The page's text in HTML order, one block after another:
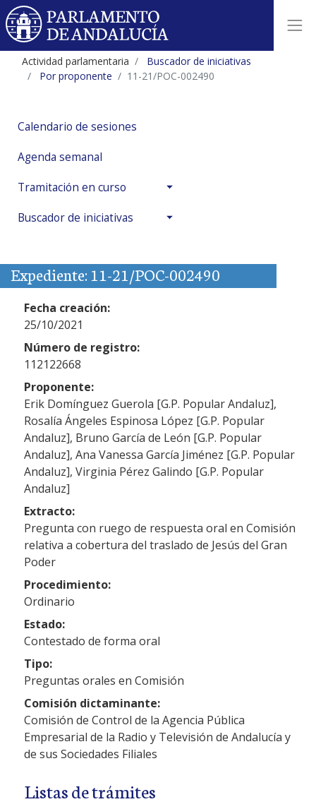
Actividad parlamentaria
Buscador de iniciativas
Por proponente
11-21/POC-002490
Calendario de sesiones
Agenda semanal
Tramitación en curso
Buscador de iniciativas
Expediente: 11-21/POC-002490
Fecha creación:
25/10/2021
Número de registro:
112122668
Proponente:
Erik Domínguez Guerola [G.P. Popular Andaluz],
Rosalía Ángeles Espinosa López [G.P. Popular
Andaluz], Bruno García de León [G.P. Popular
Andaluz], Ana Vanessa García Jiménez [G.P. Popular
Andaluz], Virginia Pérez Galindo [G.P. Popular
Andaluz]
Extracto:
Pregunta con ruego de respuesta oral en Comisión
relativa a cobertura del traslado de Jesús del Gran
Poder
Procedimiento:
Ordinario
Estado:
Contestado de forma oral
Tipo:
Preguntas orales en Comisión
Comisión dictaminante:
Comisión de Control de la Agencia Pública
Empresarial de la Radio y Televisión de Andalucía y
de sus Sociedades Filiales
Listas de trámites